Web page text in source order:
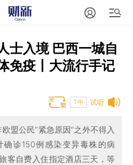
士入境 巴西一城自
免疫丨大流行手记
试听
T中
盟公民“紧急原因”之外不得入
诊150例感染变异毒株的病
客自费入住指定酒店三天，等